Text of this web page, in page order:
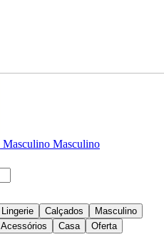
Masculino Masculino
Lingerie Calçados
Masculino
Acessórios Casa Oferta